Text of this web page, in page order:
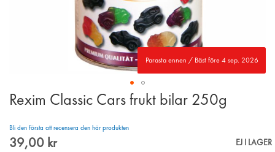
Parasta ennen / Bäst före 4 sep. 2026
Skip
of
Rexim Classic Cars frukt bilar 250g
Bli den första att recensera den här produkten
Special
39,00 kr
EJ I LAGER